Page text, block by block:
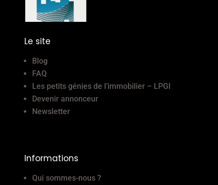
Le site
Blog
FAQ
Les petits génies de l’immobilier – LPGI
Devenir annonceur
Newsletter
Informations
Qui sommes-nous ?